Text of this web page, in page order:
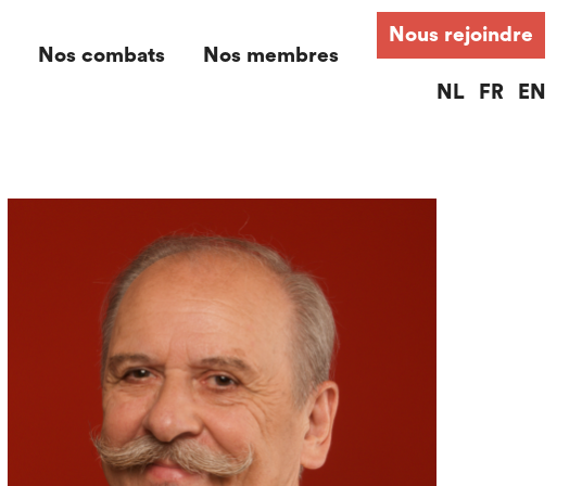
Nos combats Nos membres
Nous rejoindre
NL FR EN